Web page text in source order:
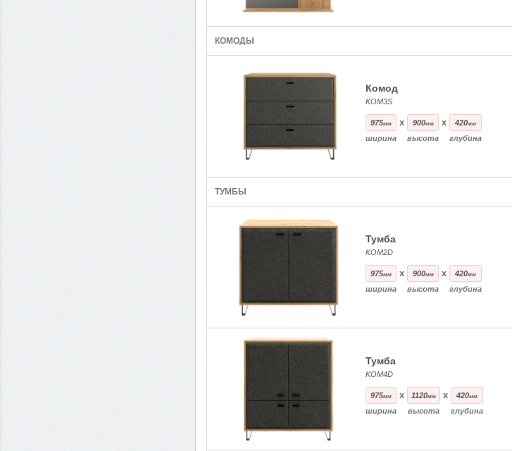
КОМОДЫ
Комод
KOM3S
975мм
ширина
x 900мм
высота
x 420мм
глубина
ТУМБЫ
Тумба
KOM2D
975мм
ширина
x 900мм
высота
x 420мм
глубина
Тумба
KOM4D
975мм
ширина
x 1120мм
высота
x 420мм
глубина